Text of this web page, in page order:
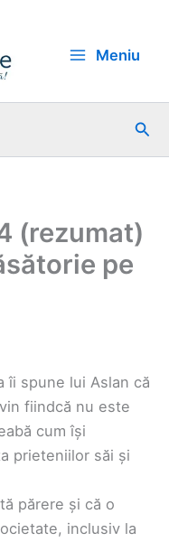
Meniu
(rezumat)
pe
îi spune lui Aslan că
fiindcă nu este
cum își
prieteniilor săi și
părere și că o
inclusiv la